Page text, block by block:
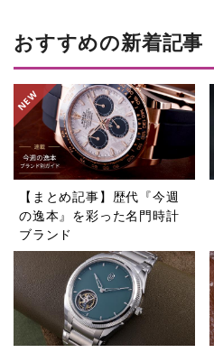
おすすめの新着記事
【まとめ記事】歴代『今週
の逸本』を彩った名門時計
ブランド